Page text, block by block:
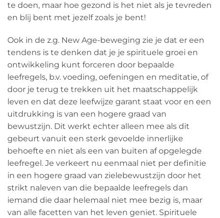
te doen, maar hoe gezond is het niet als je tevreden
en blij bent met jezelf zoals je bent!
Ook in de z.g. New Age-beweging zie je dat er een
tendens is te denken dat je je spirituele groei en
ontwikkeling kunt forceren door bepaalde
leefregels, b.v. voeding, oefeningen en meditatie, of
door je terug te trekken uit het maatschappelijk
leven en dat deze leefwijze garant staat voor en een
uitdrukking is van een hogere graad van
bewustzijn. Dit werkt echter alleen mee als dit
gebeurt vanuit een sterk gevoelde innerlijke
behoefte en niet als een van buiten af opgelegde
leefregel. Je verkeert nu eenmaal niet per definitie
in een hogere graad van zielebewustzijn door het
strikt naleven van die bepaalde leefregels dan
iemand die daar helemaal niet mee bezig is, maar
van alle facetten van het leven geniet. Spirituele